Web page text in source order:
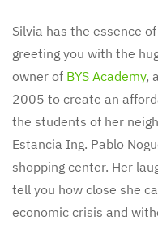
Silvia has the essence
greeting you with the
owner of BYS Academy,
2005 to create an
the students of her
Estancia Ing. Pablo
shopping center. Her
tell you how close she
economic crisis and